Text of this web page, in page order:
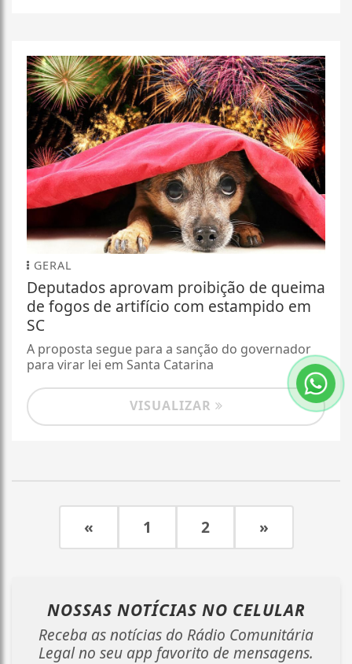
GERAL
Deputados aprovam proibição de queima
de fogos de artifício com estampido em
SC
A proposta segue para a sanção do governador
para virar lei em Santa Catarina
VISUALIZAR
« 1 2 »
NOSSAS NOTÍCIAS NO CELULAR
Receba as notícias do Rádio Comunitária
Legal no seu app favorito de mensagens.